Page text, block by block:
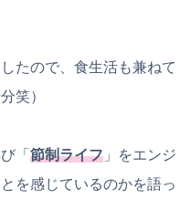
たので、食生活も兼ねて
笑）
「 節制ライフ 」をエンジ
を感じているのかを語っ